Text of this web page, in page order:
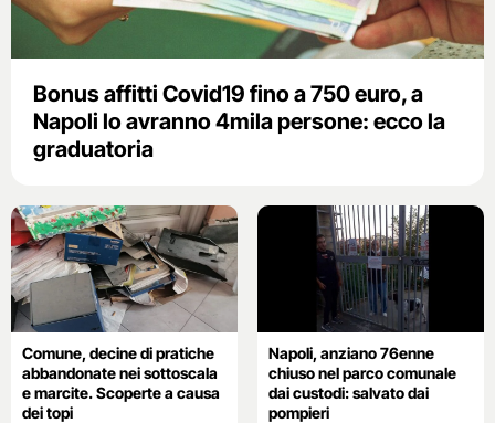
Bonus affitti Covid19 fino a 750 euro, a
Napoli lo avranno 4mila persone: ecco la
graduatoria
Comune, decine di pratiche
abbandonate nei sottoscala
e marcite. Scoperte a causa
dei topi
Napoli, anziano 76enne
chiuso nel parco comunale
dai custodi: salvato dai
pompieri